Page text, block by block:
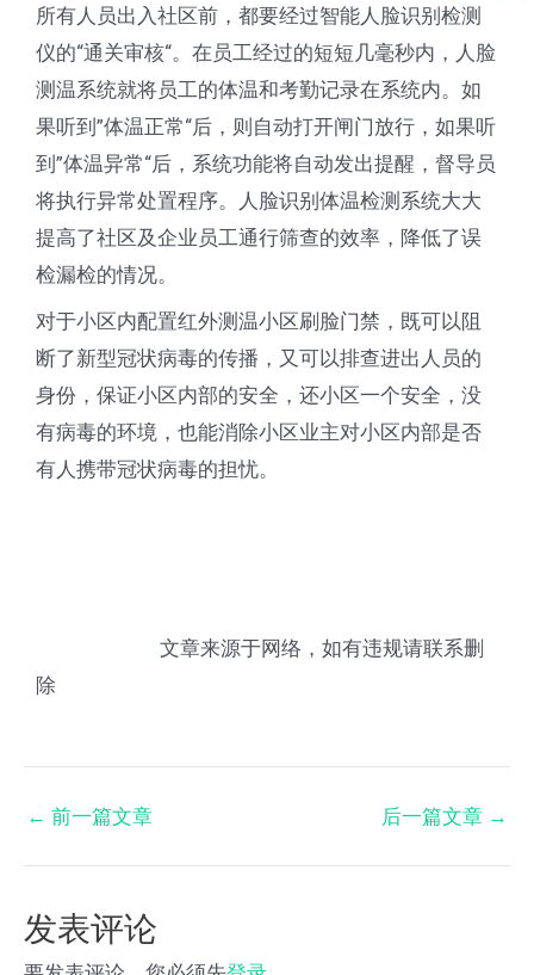
所有人员出入社区前，都要经过智能人脸识别检测
仪的“通关审核“。在员工经过的短短几毫秒内，人脸
测温系统就将员工的体温和考勤记录在系统内。如
果听到”体温正常“后，则自动打开闸门放行，如果听
到”体温异常“后，系统功能将自动发出提醒，督导员
将执行异常处置程序。人脸识别体温检测系统大大
提高了社区及企业员工通行筛查的效率，降低了误
检漏检的情况。
对于小区内配置红外测温小区刷脸门禁，既可以阻
断了新型冠状病毒的传播，又可以排查进出人员的
身份，保证小区内部的安全，还小区一个安全，没
有病毒的环境，也能消除小区业主对小区内部是否
有人携带冠状病毒的担忧。
文章来源于网络，如有违规请联系删
除
← 前一篇文章 后一篇文章 →
发表评论